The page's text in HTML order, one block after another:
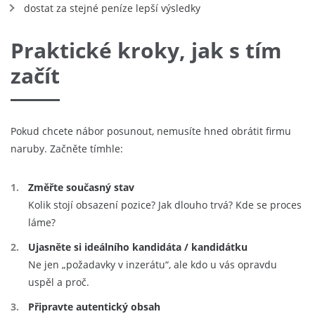
dostat za stejné peníze lepší výsledky
Praktické kroky, jak s tím
začít
Pokud chcete nábor posunout, nemusíte hned obrátit firmu
naruby. Začněte tímhle:
Změřte současný stav
Kolik stojí obsazení pozice? Jak dlouho trvá? Kde se proces
láme?
Ujasněte si ideálního kandidáta / kandidátku
Ne jen „požadavky v inzerátu“, ale kdo u vás opravdu
uspěl a proč.
Připravte autentický obsah